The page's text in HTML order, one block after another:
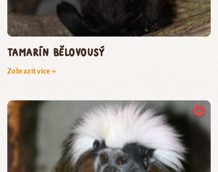
tamarín bělovousý
Zobrazit více →